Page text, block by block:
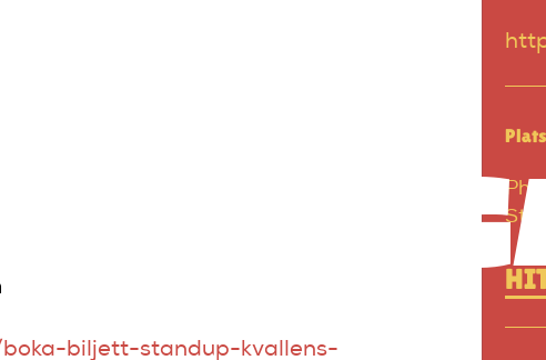
biljett-standup-kvallens-
Plats